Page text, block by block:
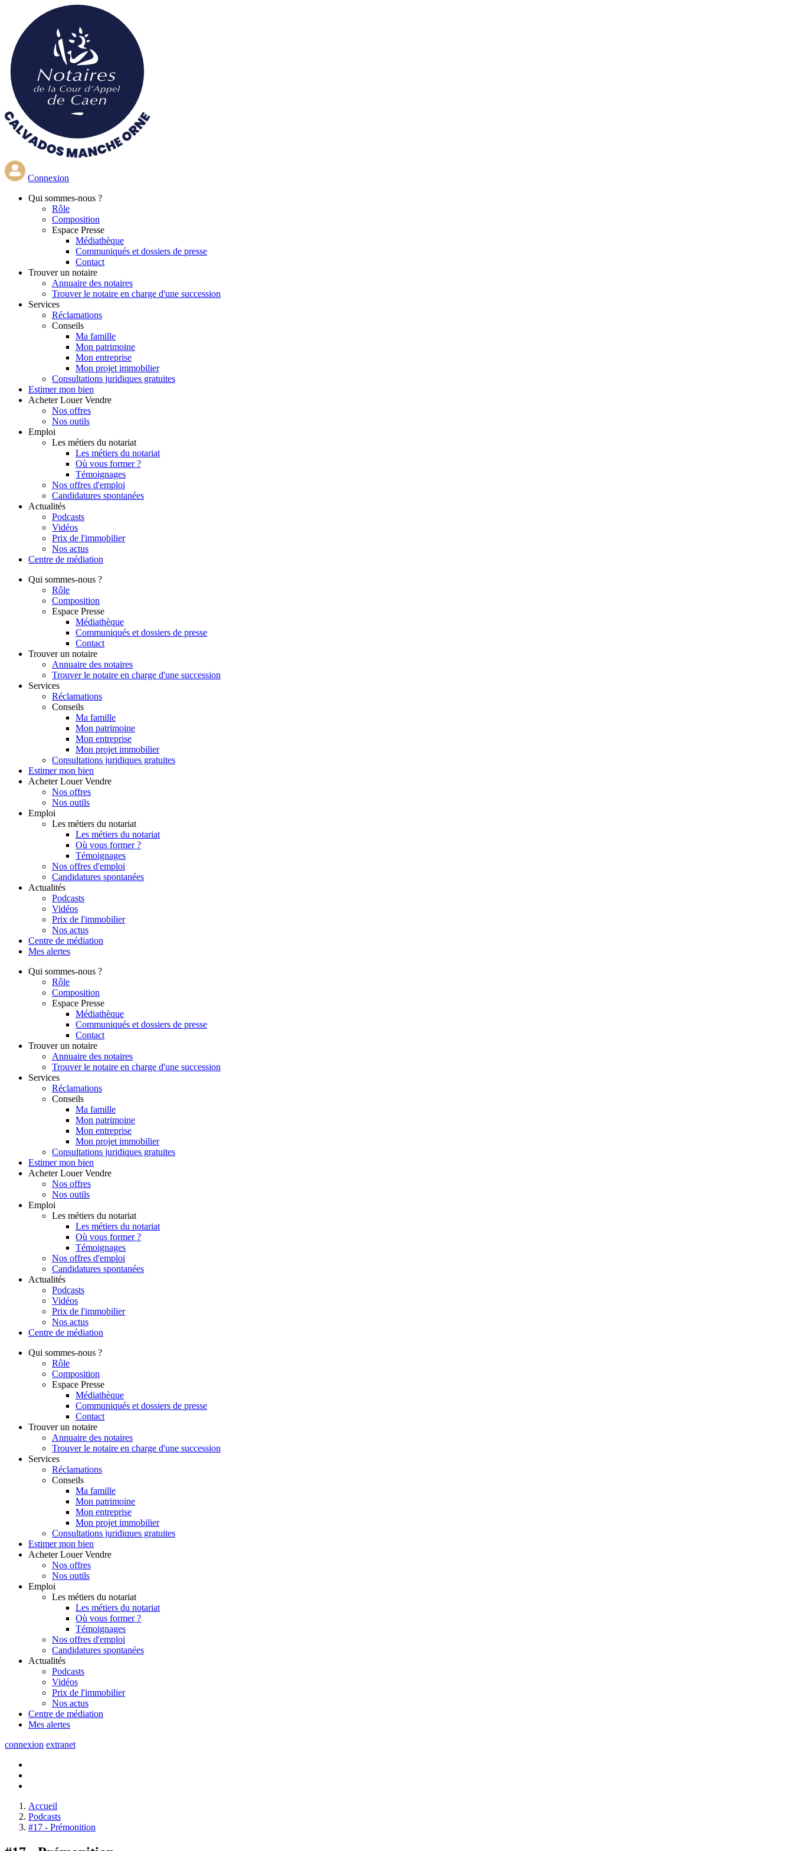
contenu
principal
Connexion
Qui sommes-nous ?
Rôle
Composition
Espace Presse
Médiathèque
Communiqués et dossiers de presse
Contact
Trouver un notaire
Annuaire des notaires
Trouver le notaire en charge d'une succession
Services
Réclamations
Conseils
Ma famille
Mon patrimoine
Mon entreprise
Mon projet immobilier
Consultations juridiques gratuites
Estimer mon bien
Acheter Louer Vendre
Nos offres
Nos outils
Emploi
Les métiers du notariat
Les métiers du notariat
Où vous former ?
Témoignages
Nos offres d'emploi
Candidatures spontanées
Actualités
Podcasts
Vidéos
Prix de l'immobilier
Nos actus
Centre de médiation
Qui sommes-nous ?
Rôle
Composition
Espace Presse
Médiathèque
Communiqués et dossiers de presse
Contact
Trouver un notaire
Annuaire des notaires
Trouver le notaire en charge d'une succession
Services
Réclamations
Conseils
Ma famille
Mon patrimoine
Mon entreprise
Mon projet immobilier
Consultations juridiques gratuites
Estimer mon bien
Acheter Louer Vendre
Nos offres
Nos outils
Emploi
Les métiers du notariat
Les métiers du notariat
Où vous former ?
Témoignages
Nos offres d'emploi
Candidatures spontanées
Actualités
Podcasts
Vidéos
Prix de l'immobilier
Nos actus
Centre de médiation
Mes alertes
Qui sommes-nous ?
Rôle
Composition
Espace Presse
Médiathèque
Communiqués et dossiers de presse
Contact
Trouver un notaire
Annuaire des notaires
Trouver le notaire en charge d'une succession
Services
Réclamations
Conseils
Ma famille
Mon patrimoine
Mon entreprise
Mon projet immobilier
Consultations juridiques gratuites
Estimer mon bien
Acheter Louer Vendre
Nos offres
Nos outils
Emploi
Les métiers du notariat
Les métiers du notariat
Où vous former ?
Témoignages
Nos offres d'emploi
Candidatures spontanées
Actualités
Podcasts
Vidéos
Prix de l'immobilier
Nos actus
Centre de médiation
Qui sommes-nous ?
Rôle
Composition
Espace Presse
Médiathèque
Communiqués et dossiers de presse
Contact
Trouver un notaire
Annuaire des notaires
Trouver le notaire en charge d'une succession
Services
Réclamations
Conseils
Ma famille
Mon patrimoine
Mon entreprise
Mon projet immobilier
Consultations juridiques gratuites
Estimer mon bien
Acheter Louer Vendre
Nos offres
Nos outils
Emploi
Les métiers du notariat
Les métiers du notariat
Où vous former ?
Témoignages
Nos offres d'emploi
Candidatures spontanées
Actualités
Podcasts
Vidéos
Prix de l'immobilier
Nos actus
Centre de médiation
Mes alertes
connexion extranet
Accueil
Podcasts
#17 - Prémonition